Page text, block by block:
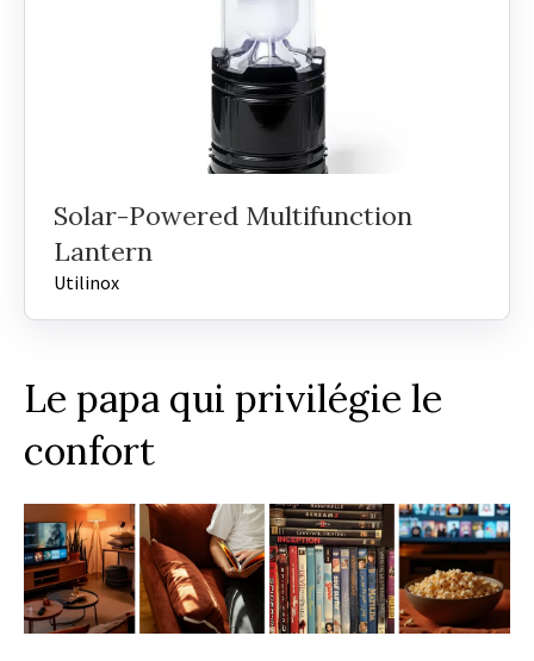
Solar-Powered Multifunction
Lantern
Utilinox
Le papa qui privilégie le
confort